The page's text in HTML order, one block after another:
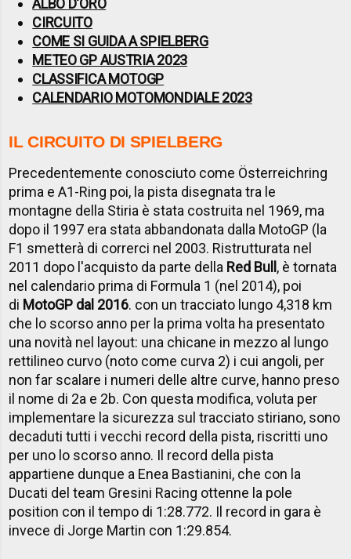
ALBO D'ORO
CIRCUITO
COME SI GUIDA A SPIELBERG
METEO GP AUSTRIA 2023
CLASSIFICA MOTOGP
CALENDARIO MOTOMONDIALE 2023
IL CIRCUITO DI SPIELBERG
Precedentemente conosciuto come Österreichring
prima e A1-Ring poi, la pista disegnata tra le
montagne della Stiria è stata costruita nel 1969, ma
dopo il 1997 era stata abbandonata dalla MotoGP (la
F1 smetterà di correrci nel 2003. Ristrutturata nel
2011 dopo l'acquisto da parte della Red Bull , è tornata
nel calendario prima di Formula 1 (nel 2014), poi
di MotoGP dal 2016. con un tracciato lungo 4,318 km
che lo scorso anno per la prima volta ha presentato
una novità nel layout: una chicane in mezzo al lungo
rettilineo curvo (noto come curva 2) i cui angoli, per
non far scalare i numeri delle altre curve, hanno preso
il nome di 2a e 2b. Con questa modifica, voluta per
implementare la sicurezza sul tracciato stiriano, sono
decaduti tutti i vecchi record della pista, riscritti uno
per uno lo scorso anno. Il record della pista
appartiene dunque a Enea Bastianini, che con la
Ducati del team Gresini Racing ottenne la pole
position con il tempo di 1:28.772. Il record in gara è
invece di Jorge Martin con 1:29.854.